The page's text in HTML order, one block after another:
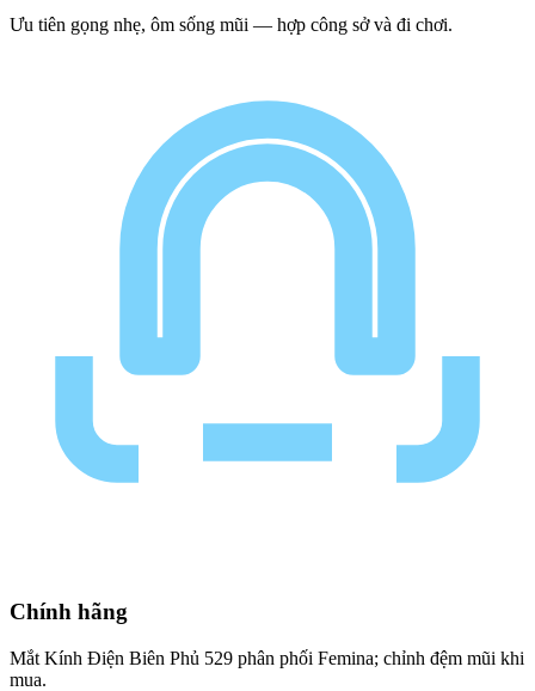
Ưu tiên gọng nhẹ, ôm sống mũi — hợp công sở và đi chơi.
Chính hãng
Mắt Kính Điện Biên Phủ 529 phân phối Femina; chỉnh đệm mũi khi
mua.